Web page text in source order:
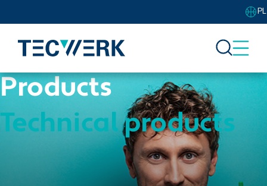
PL
Products
Technical products